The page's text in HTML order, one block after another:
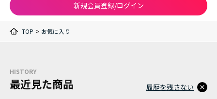
新規会員登録/ログイン
TOP > お気に入り
HISTORY
最近見た商品 履歴を残さない